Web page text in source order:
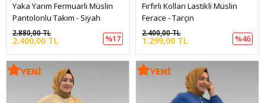
Yaka Yarım Fermuarlı Müslin
Pantolonlu Takım - Siyah
2.400,00 TL
2.880,00 TL
%17
Fırfırlı Kolları Lastikli Müslin
Ferace - Tarçın
1.299,00 TL
2.400,00 TL
%46